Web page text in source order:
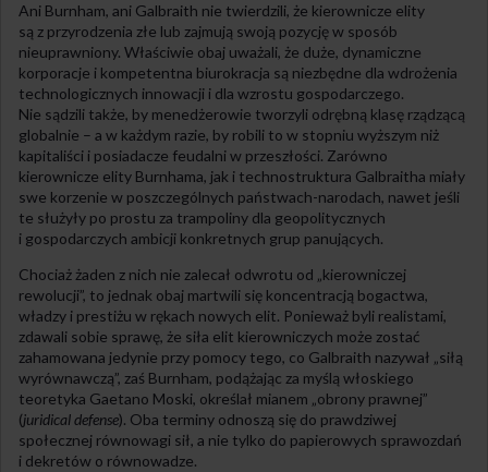
Ani Burnham, ani Galbraith nie twierdzili, że kierownicze elity
są z przyrodzenia złe lub zajmują swoją pozycję w sposób
nieuprawniony. Właściwie obaj uważali, że duże, dynamiczne
korporacje i kompetentna biurokracja są niezbędne dla wdrożenia
technologicznych innowacji i dla wzrostu gospodarczego.
Nie sądzili także, by menedżerowie tworzyli odrębną klasę rządzącą
globalnie – a w każdym razie, by robili to w stopniu wyższym niż
kapitaliści i posiadacze feudalni w przeszłości. Zarówno
kierownicze elity Burnhama, jak i technostruktura Galbraitha miały
swe korzenie w poszczególnych państwach-narodach, nawet jeśli
te służyły po prostu za trampoliny dla geopolitycznych
i gospodarczych ambicji konkretnych grup panujących.
Chociaż żaden z nich nie zalecał odwrotu od „kierowniczej
rewolucji”, to jednak obaj martwili się koncentracją bogactwa,
władzy i prestiżu w rękach nowych elit. Ponieważ byli realistami,
zdawali sobie sprawę, że siła elit kierowniczych może zostać
zahamowana jedynie przy pomocy tego, co Galbraith nazywał „siłą
wyrównawczą”, zaś Burnham, podążając za myślą włoskiego
teoretyka Gaetano Moski, określał mianem „obrony prawnej”
(juridical defense). Oba terminy odnoszą się do prawdziwej
społecznej równowagi sił, a nie tylko do papierowych sprawozdań
i dekretów o równowadze.